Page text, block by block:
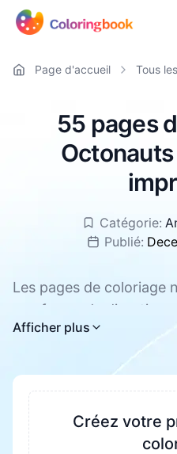
Page d'accueil Tous
55 pages
Catégorie:
Publié:
Les pages de coloriage
une forme de
efficace pour
global des enfants.
concentration et la
créativité et
de coloriage, la
motricité fine des
Toutes les pages de
formats PDF et PNG.
Afficher plus
Créez votre